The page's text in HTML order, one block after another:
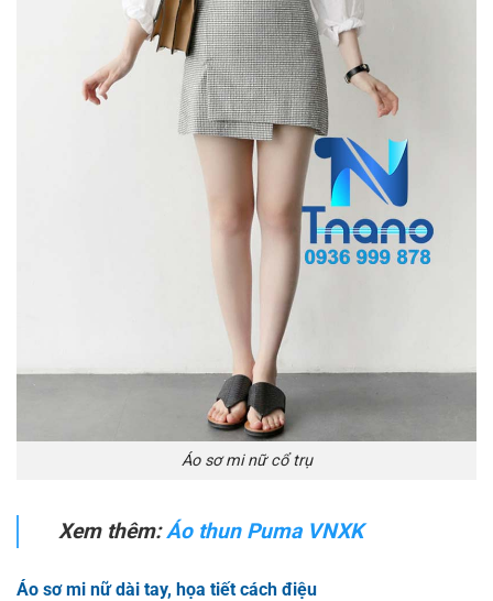
Áo sơ mi nữ cổ trụ
Xem thêm:Áo thun Puma VNXK
Áo sơ mi nữ dài tay, họa tiết cách điệu